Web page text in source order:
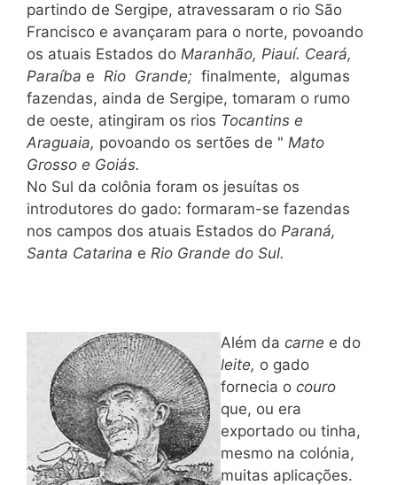
partindo de Sergipe, atravessaram o rio São
Francisco e avançaram para o norte, povoando
os atuais Estados do Maranhão, Piauí. Ceará,
Paraíba e Rio Grande; finalmente, algumas
fazendas, ainda de Sergipe, tomaram o rumo
de oeste, atingiram os rios Tocantins e
Araguaia, povoando os sertões de " Mato
Grosso e Goiás.
No Sul da colônia foram os jesuítas os
introdutores do gado: formaram-se fazendas
nos campos dos atuais Estados do Paraná,
Santa Catarina e Rio Grande do Sul.
Além da carne e do
leite, o gado
fornecia o couro
que, ou era
exportado ou tinha,
mesmo na colónia,
muitas aplicações.